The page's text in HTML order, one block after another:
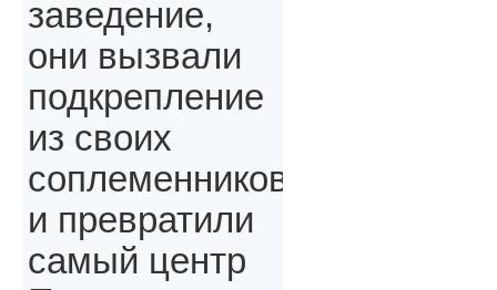
заведение,
они вызвали
подкрепление
из своих
соплеменников
и превратили
самый центр